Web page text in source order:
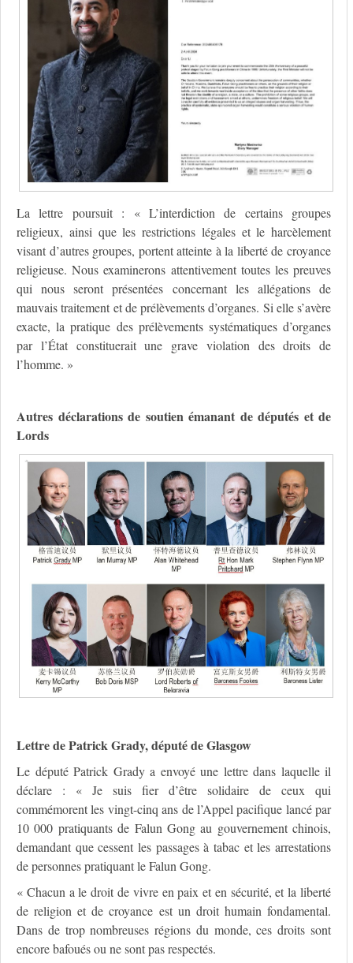
La lettre poursuit : « L’interdiction de certains groupes
religieux, ainsi que les restrictions légales et le harcèlement
visant d’autres groupes, portent atteinte à la liberté de croyance
religieuse. Nous examinerons attentivement toutes les preuves
qui nous seront présentées concernant les allégations de
mauvais traitement et de prélèvements d’organes. Si elle s’avère
exacte, la pratique des prélèvements systématiques d’organes
par l’État constituerait une grave violation des droits de
l’homme. »
Autres déclarations de soutien émanant de députés et de
Lords
Lettre de Patrick Grady, député de Glasgow
Le député Patrick Grady a envoyé une lettre dans laquelle il
déclare : « Je suis fier d’être solidaire de ceux qui
commémorent les vingt-cinq ans de l’Appel pacifique lancé par
10 000 pratiquants de Falun Gong au gouvernement chinois,
demandant que cessent les passages à tabac et les arrestations
de personnes pratiquant le Falun Gong.
« Chacun a le droit de vivre en paix et en sécurité, et la liberté
de religion et de croyance est un droit humain fondamental.
Dans de trop nombreuses régions du monde, ces droits sont
encore bafoués ou ne sont pas respectés.